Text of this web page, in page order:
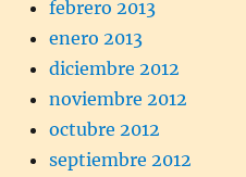
febrero 2013
enero 2013
diciembre 2012
noviembre 2012
octubre 2012
septiembre 2012